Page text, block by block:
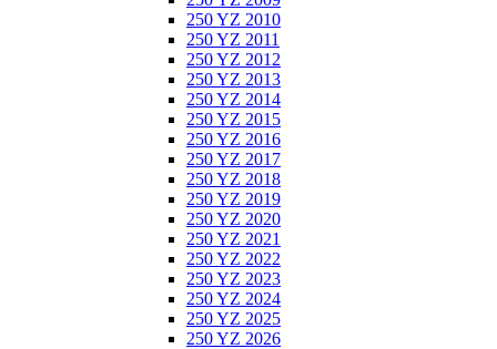
250 YZ 2010
250 YZ 2011
250 YZ 2012
250 YZ 2013
250 YZ 2014
250 YZ 2015
250 YZ 2016
250 YZ 2017
250 YZ 2018
250 YZ 2019
250 YZ 2020
250 YZ 2021
250 YZ 2022
250 YZ 2023
250 YZ 2024
250 YZ 2025
250 YZ 2026